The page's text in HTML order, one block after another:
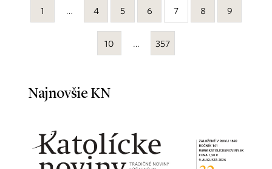
1 … 4 5 6 7 8 9
10 … 357
Najnovšie KN